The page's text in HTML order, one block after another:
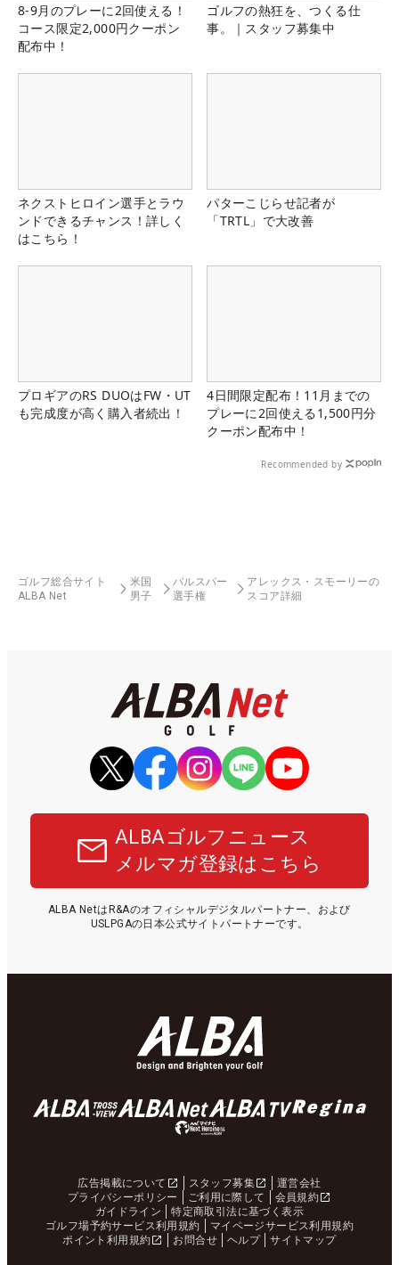
8-9月のプレーに2回使える！
コース限定2,000円クーポン
配布中！
ゴルフの熱狂を、つくる仕
事。｜スタッフ募集中
ネクストヒロイン選手とラウ
ンドできるチャンス！詳しく
はこちら！
パターこじらせ記者が
「TRTL」で大改善
プロギアのRS DUOはFW・UT
も完成度が高く購入者続出！
4日間限定配布！11月までの
プレーに2回使える1,500円分
クーポン配布中！
Recommended by
ゴルフ総合サイト
ALBA Net
米国
男子
バルスパー
選手権
アレックス・スモーリーの
スコア詳細
ALBAゴルフニュース
メルマガ登録はこちら
ALBA NetはR&Aのオフィシャルデジタルパートナー、および
USLPGAの日本公式サイトパートナーです。
広告掲載について スタッフ募集
運営会社
プライバシーポリシー
ご利用に際して
会員規約
ガイドライン
特定商取引法に基づく表示
ゴルフ場予約サービス利用規約
マイページサービス利用規約
ポイント利用規約
お問合せ ヘルプ サイトマップ